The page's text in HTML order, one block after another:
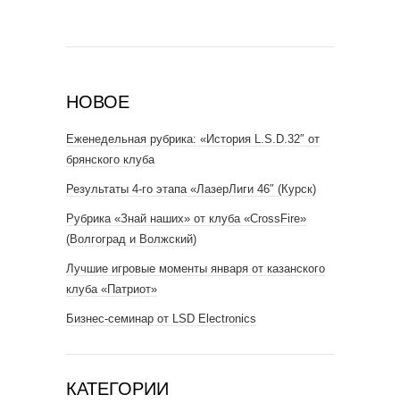
НОВОЕ
Еженедельная рубрика: «История L.S.D.32″ от
брянского клуба
Результаты 4-го этапа «ЛазерЛиги 46″ (Курск)
Рубрика «Знай наших» от клуба «CrossFire»
(Волгоград и Волжский)
Лучшие игровые моменты января от казанского
клуба «Патриот»
Бизнес-семинар от LSD Electronics
КАТЕГОРИИ